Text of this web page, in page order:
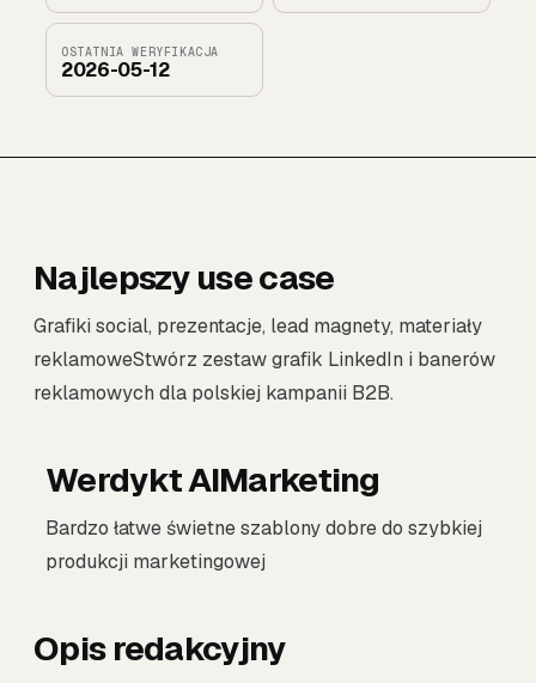
OSTATNIA WERYFIKACJA
2026-05-12
Najlepszy use case
Grafiki social, prezentacje, lead magnety, materiały
reklamoweStwórz zestaw grafik LinkedIn i banerów
reklamowych dla polskiej kampanii B2B.
Werdykt AIMarketing
Bardzo łatwe świetne szablony dobre do szybkiej
produkcji marketingowej
Opis redakcyjny